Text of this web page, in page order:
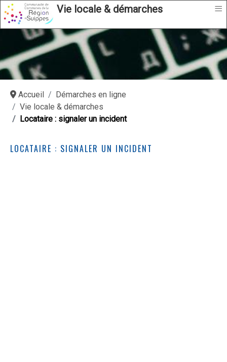
Vie locale & démarches ≡
Accueil
Démarches en ligne
Vie locale & démarches
Locataire : signaler un incident
LOCATAIRE : SIGNALER UN INCIDENT